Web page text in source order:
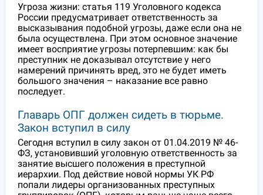
Угроза жизни: статья 119 Уголовного кодекса
России предусматривает ответственность за
высказывания подобной угрозы, даже если она не
была осуществлена. При этом основное значение
имеет восприятие угрозы потерпевшим: как бы
преступник не доказывал отсутствие у него
намерений причинять вред, это не будет иметь
большого значения – наказание все равно
последует.
Главарь ОПГ должен сидеть в тюрьме.
Закон вступил в силу
Сегодня вступил в силу закон от 01.04.2019 № 46-
ФЗ, установивший уголовную ответственность за
занятие высшего положения в преступной
иерархии. Под действие новой нормы УК РФ
попали лидеры организованных преступных